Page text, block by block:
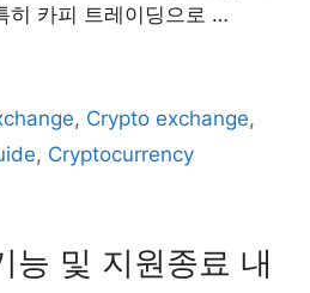
히 카피 트레이딩으로 …
, Crypto exchange,
, Cryptocurrency
능 및 지원종료 내